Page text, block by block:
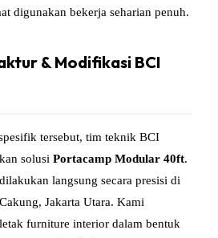
digunakan bekerja seharian penuh.
& Modifikasi BCI
tersebut, tim teknik BCI
solusi Portacamp Modular 40ft.
langsung secara presisi di
Jakarta Utara. Kami
furniture interior dalam bentuk